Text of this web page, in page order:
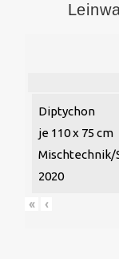
Diptychon
je 110 x 75 cm
Mischtechnik/
2020
« ‹